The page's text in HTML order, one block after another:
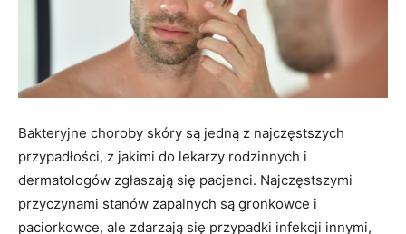
Bakteryjne choroby skóry są jedną z najczęstszych
przypadłości, z jakimi do lekarzy rodzinnych i
dermatologów zgłaszają się pacjenci. Najczęstszymi
przyczynami stanów zapalnych są gronkowce i
paciorkowce, ale zdarzają się przypadki infekcji innymi,